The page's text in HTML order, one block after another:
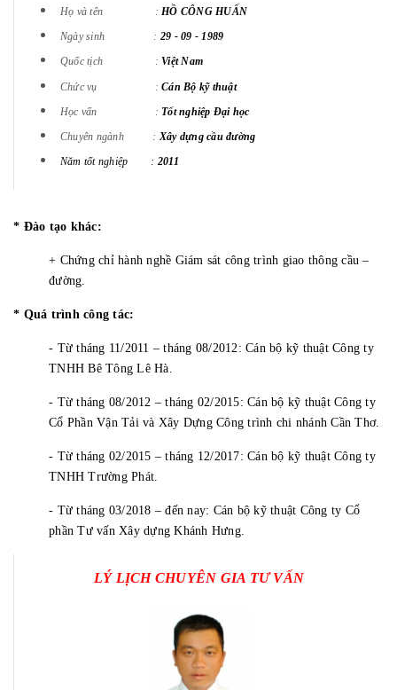
Họ và tên : HỒ CÔNG HUẤN
Ngày sinh : 29 - 09 - 1989
Quốc tịch : Việt Nam
Chức vụ : Cán Bộ kỹ thuật
Học vấn : Tốt nghiệp Đại học
Chuyên ngành :Xây dựng cầu đường
Năm tốt nghiệp : 2011
* Đào tạo khác:
+ Chứng chỉ hành nghề Giám sát công trình giao thông cầu –
đường.
* Quá trình công tác:
- Từ tháng 11/2011 – tháng 08/2012: Cán bộ kỹ thuật Công ty
TNHH Bê Tông Lê Hà.
- Từ tháng 08/2012 – tháng 02/2015: Cán bộ kỹ thuật Công ty
Cổ Phần Vận Tải và Xây Dựng Công trình chi nhánh Cần Thơ.
- Từ tháng 02/2015 – tháng 12/2017: Cán bộ kỹ thuật Công ty
TNHH Trường Phát.
- Từ tháng 03/2018 – đến nay: Cán bộ kỹ thuật Công ty Cổ
phần Tư vấn Xây dựng Khánh Hưng.
LÝ LỊCH CHUYÊN GIA TƯ VẤN